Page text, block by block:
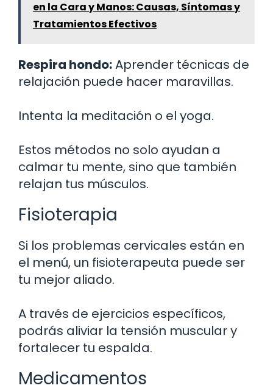
en la Cara y Manos: Causas, Síntomas y
Tratamientos Efectivos
Respira hondo:Aprender técnicas de
relajación puede hacer maravillas.
Intenta la meditación o el yoga.
Estos métodos no solo ayudan a
calmar tu mente, sino que también
relajan tus músculos.
Fisioterapia
Si los problemas cervicales están en
el menú, un fisioterapeuta puede ser
tu mejor aliado.
A través de ejercicios específicos,
podrás aliviar la tensión muscular y
fortalecer tu espalda.
Medicamentos